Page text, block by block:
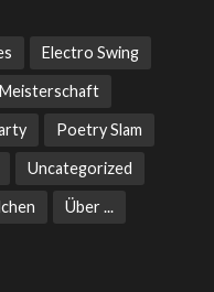
Electro Swing
Meisterschaft
Poetry Slam
Uncategorized
Über ...